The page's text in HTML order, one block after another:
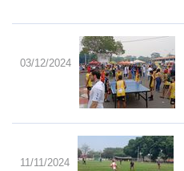
03/12/2024
11/11/2024